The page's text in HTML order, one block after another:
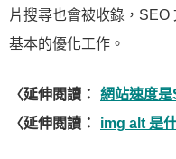
片搜尋也會被收錄，
基本的優化工作。
〈延伸閱讀： 網站速度
〈延伸閱讀：
img alt 是